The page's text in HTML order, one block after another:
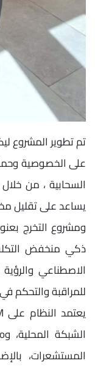
تم تطوير المشروع
على الخصوصية
السحابية ، من
يساعد على تقليل
ذكي منخفض
الاصطناعي
للمراقبة والتحكم